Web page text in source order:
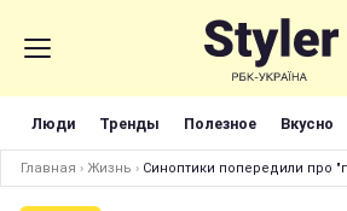
Люди Тренды Полезное Вкусно
Главная › Жизнь › Синоптики попередили про